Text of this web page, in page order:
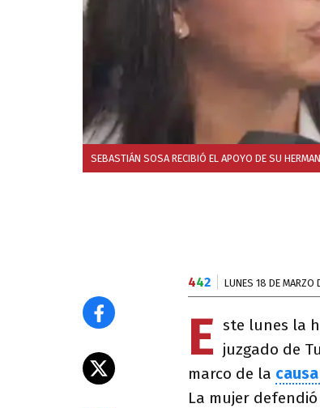
SEBASTIÁN SOSA RECIBIÓ EL APOYO DE SU
442 LUNES 18 DE MARZO
E ste lunes la
juzgado de
marco de la
La mujer